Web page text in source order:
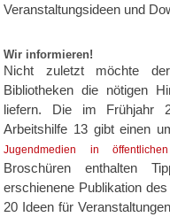
Veranstaltungsideen und
Wir informieren!
Nicht zuletzt möchte
Bibliotheken die nötigen
liefern. Die im Frühjahr
Arbeitshilfe 13 gibt einen
Jugendmedien in
Broschüren enthalten
erschienene Publikation
20 Ideen für